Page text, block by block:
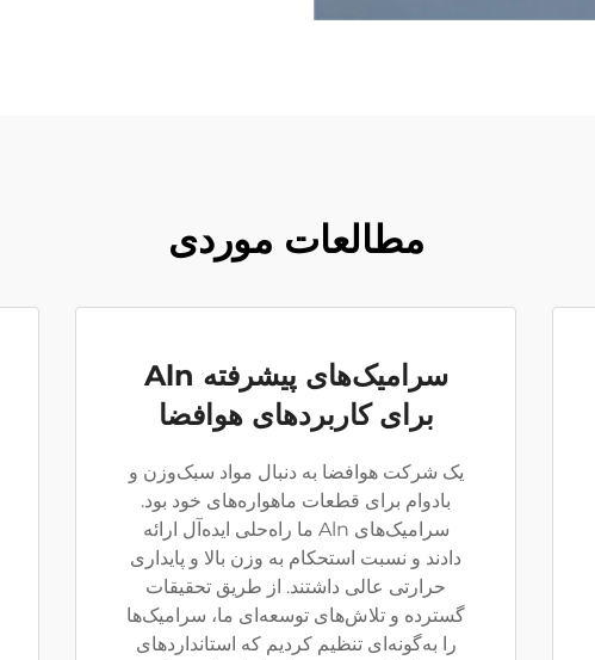
مطالعات موردی
سرامیک‌های پیشرفته Aln
برای کاربردهای هوافضا
یک شرکت هوافضا به دنبال مواد سبک‌وزن و
بادوام برای قطعات ماهواره‌های خود بود.
سرامیک‌های Aln ما راه‌حلی ایده‌آل ارائه
دادند و نسبت استحکام به وزن بالا و پایداری
حرارتی عالی داشتند. از طریق تحقیقات
گسترده و تلاش‌های توسعه‌ای ما، سرامیک‌ها
را به‌گونه‌ای تنظیم کردیم که استانداردهای